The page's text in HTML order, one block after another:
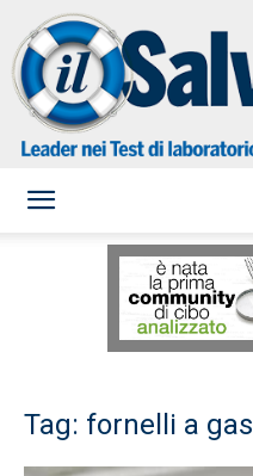
Tag: fornelli a gas